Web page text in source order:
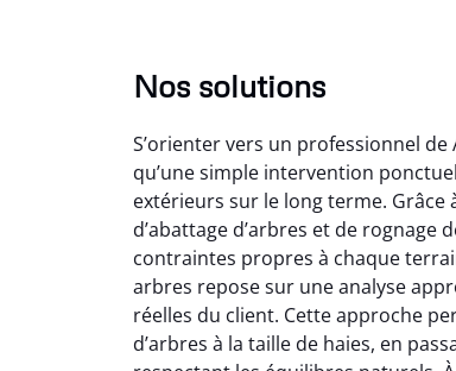
Nos solutions
S’orienter vers un professionnel
qu’une simple intervention
extérieurs sur le long terme. Grâce
d’abattage d’arbres et de
contraintes propres à chaque
arbres repose sur une analyse
réelles du client. Cette approche
d’arbres à la taille de haies, en